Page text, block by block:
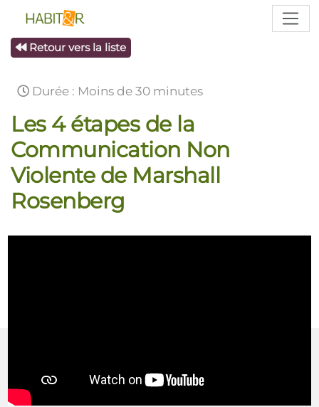
Retour vers la liste
Durée : Moins de 30 minutes
Les 4 étapes de la
Communication Non
Violente de Marshall
Rosenberg